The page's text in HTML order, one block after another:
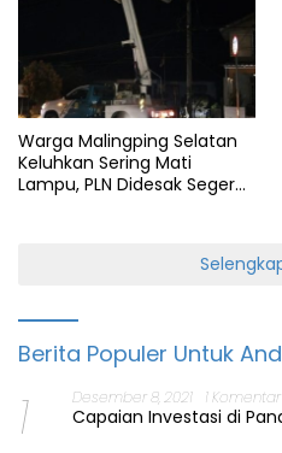
Warga Malingping Selatan
Keluhkan Sering Mati
Lampu, PLN Didesak Segera
Berita Populer Untuk
1 Desember 8, 2021 1 Komentar
Capaian Investasi di